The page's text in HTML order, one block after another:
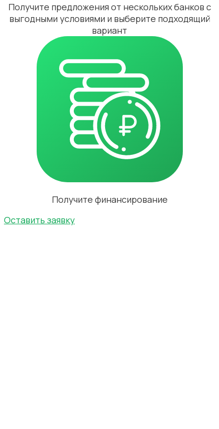
Получите предложения от нескольких банков с
выгодными условиями и выберите подходящий
вариант
Получите финансирование
Оставить заявку